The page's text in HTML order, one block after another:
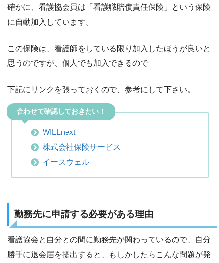
確かに、看護協会員は「看護職賠償責任保険」という保険
に自動加入しています。
この保険は、看護師をしている限り加入したほうが良いと
思うのですが、個人でも加入できるので
下記にリンクを張っておくので、参考にして下さい。
合わせて確認しておきたい！
WILLnext
株式会社保険サービス
イースウェル
勤務先に申請する必要がある理由
看護協会と自分との間に勤務先が関わっているので、自分
勝手に退会届を提出すると、もしかしたらこんな問題が発